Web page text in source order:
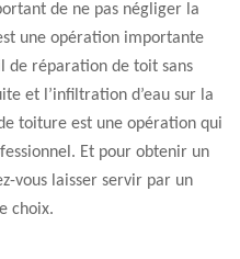
de ne pas négliger la
une opération importante
de réparation de toit sans
et l’infiltration d’eau sur la
toiture est une opération qui
Et pour obtenir un
vous laisser servir par un
choix.